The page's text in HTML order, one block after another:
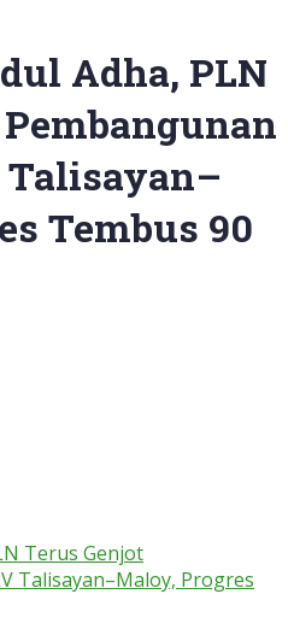
Adha, PLN
Talisayan–
Tembus 90